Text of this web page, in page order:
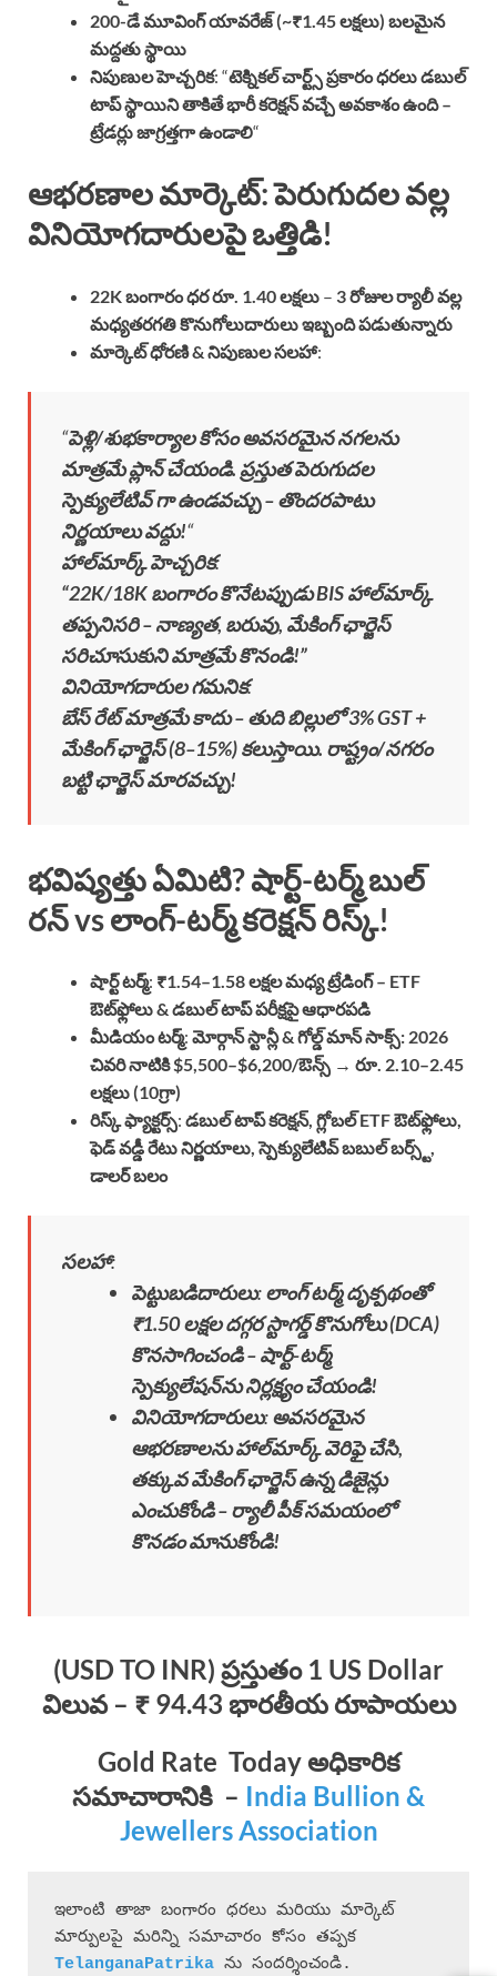
200-డే మూవింగ్ యావరేజ్ (~₹1.45 లక్షలు) బలమైన
మద్దతు స్థాయి
నిపుణుల హెచ్చరిక: “టెక్నికల్ చార్ట్స్ ప్రకారం ధరలు డబుల్
టాప్ స్థాయిని తాకితే భారీ కరెక్షన్ వచ్చే అవకాశం ఉంది –
ట్రేడర్లు జాగ్రత్తగా ఉండాలి“
ఆభరణాల మార్కెట్: పెరుగుదల వల్ల
వినియోగదారులపై ఒత్తిడి!
22K బంగారం ధర రూ. 1.40 లక్షలు – 3 రోజుల ర్యాలీ వల్ల
మధ్యతరగతి కొనుగోలుదారులు ఇబ్బంది పడుతున్నారు
మార్కెట్ ధోరణి & నిపుణుల సలహా:
“పెళ్లి/శుభకార్యాల కోసం అవసరమైన నగలను
మాత్రమే ప్లాన్ చేయండి. ప్రస్తుత పెరుగుదల
స్పెక్యులేటివ్ గా ఉండవచ్చు – తొందరపాటు
నిర్ణయాలు వద్దు!“
హాల్‌మార్క్ హెచ్చరిక:
“22K/18K బంగారం కొనేటప్పుడు BIS హాల్‌మార్క్
తప్పనిసరి – నాణ్యత, బరువు, మేకింగ్ ఛార్జెస్
సరిచూసుకుని మాత్రమే కొనండి!”
వినియోగదారుల గమనిక:
బేస్ రేట్ మాత్రమే కాదు – తుది బిల్లులో 3% GST +
మేకింగ్ ఛార్జెస్ (8–15%) కలుస్తాయి. రాష్ట్రం/నగరం
బట్టి ఛార్జెస్ మారవచ్చు!
భవిష్యత్తు ఏమిటి? షార్ట్-టర్మ్ బుల్
రన్ vs లాంగ్-టర్మ్ కరెక్షన్ రిస్క్!
షార్ట్ టర్మ్: ₹1.54–1.58 లక్షల మధ్య ట్రేడింగ్ – ETF
ఔట్‌ఫ్లోలు & డబుల్ టాప్ పరీక్షపై ఆధారపడి
మీడియం టర్మ్: మోర్గాన్ స్టాన్లీ & గోల్డ్ మాన్ సాక్స్: 2026
చివరి నాటికి $5,500–$6,200/ఔన్స్ → రూ. 2.10–2.45
లక్షలు (10గ్రా)
రిస్క్ ఫ్యాక్టర్స్: డబుల్ టాప్ కరెక్షన్, గ్లోబల్ ETF ఔట్‌ఫ్లోలు,
ఫెడ్ వడ్డీ రేటు నిర్ణయాలు, స్పెక్యులేటివ్ బబుల్ బర్స్ట్,
డాలర్ బలం
సలహా:
పెట్టుబడిదారులు:లాంగ్ టర్మ్ దృక్పథంతో
₹1.50 లక్షల దగ్గర స్టాగర్డ్ కొనుగోలు (DCA)
కొనసాగించండి – షార్ట్-టర్మ్
స్పెక్యులేషన్‌ను నిర్లక్ష్యం చేయండి!
వినియోగదారులు:అవసరమైన
ఆభరణాలను హాల్‌మార్క్ వెరిఫై చేసి,
తక్కువ మేకింగ్ ఛార్జెస్ ఉన్న డిజైన్లు
ఎంచుకోండి – ర్యాలీ పీక్ సమయంలో
కొనడం మానుకోండి!
(USD TO INR) ప్రస్తుతం 1 US Dollar
విలువ – ₹ 94.43 భారతీయ రూపాయలు
Gold Rate Today అధికారిక
సమాచారానికి – India Bullion &
Jewellers Association
ఇలాంటి తాజా బంగారం ధరలు మరియు మార్కెట్
ను సందర్శించండి.